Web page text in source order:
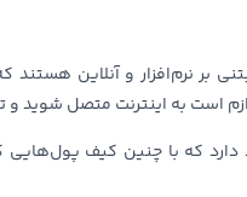
بر نرم‌افزار و آنلاین
است به اینترنت متصل شوید و